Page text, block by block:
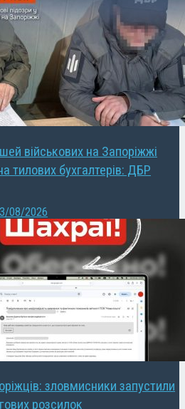
військових на Запоріжжі
тилових бухгалтерів: ДБР
08/2026
зловмисники запустили
розсилок